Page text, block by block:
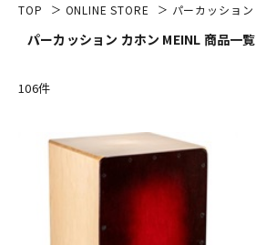
エレキギター
キーボード
TOP ONLINE STORE パーカッション
パーカッション カホン MEINL 商品一覧
106件